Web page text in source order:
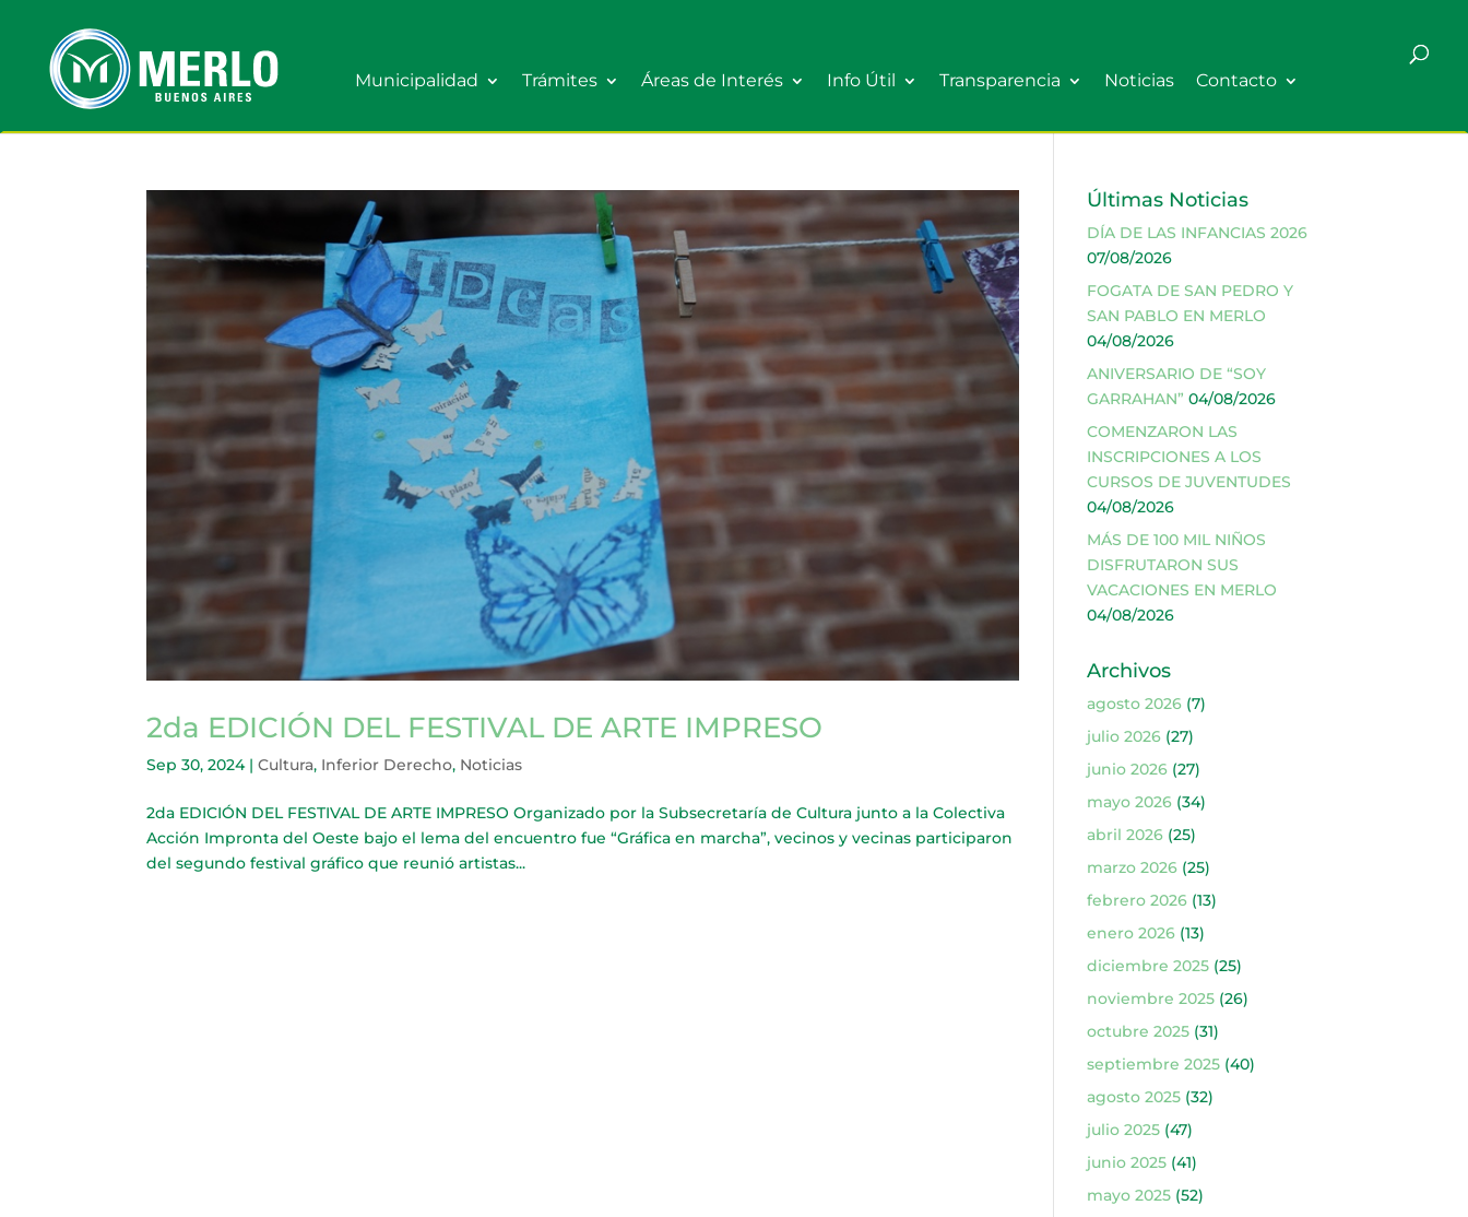
Municipalidad Trámites Áreas de Interés Info Útil Transparencia Noticias Contacto
2da EDICIÓN DEL FESTIVAL DE ARTE IMPRESO
Sep 30, 2024|Cultura, Inferior Derecho, Noticias
2da EDICIÓN DEL FESTIVAL DE ARTE IMPRESO Organizado por la Subsecretaría de Cultura junto a la Colectiva
Acción Impronta del Oeste bajo el lema del encuentro fue “Gráfica en marcha”, vecinos y vecinas participaron
del segundo festival gráfico que reunió artistas...
Últimas Noticias
DÍA DE LAS INFANCIAS 2026
07/08/2026
FOGATA DE SAN PEDRO Y
SAN PABLO EN MERLO
04/08/2026
ANIVERSARIO DE “SOY
GARRAHAN” 04/08/2026
COMENZARON LAS
INSCRIPCIONES A LOS
CURSOS DE JUVENTUDES
04/08/2026
MÁS DE 100 MIL NIÑOS
DISFRUTARON SUS
VACACIONES EN MERLO
04/08/2026
Archivos
agosto 2026(7)
julio 2026(27)
junio 2026(27)
mayo 2026(34)
abril 2026(25)
marzo 2026(25)
febrero 2026(13)
enero 2026(13)
diciembre 2025(25)
noviembre 2025(26)
octubre 2025(31)
septiembre 2025(40)
agosto 2025(32)
julio 2025(47)
junio 2025(41)
mayo 2025(52)